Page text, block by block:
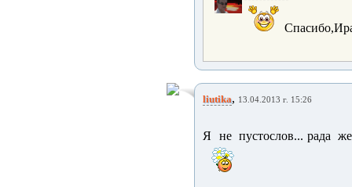
liutika, 13.04.2013 г. 15:26
Я не пустослов... рада